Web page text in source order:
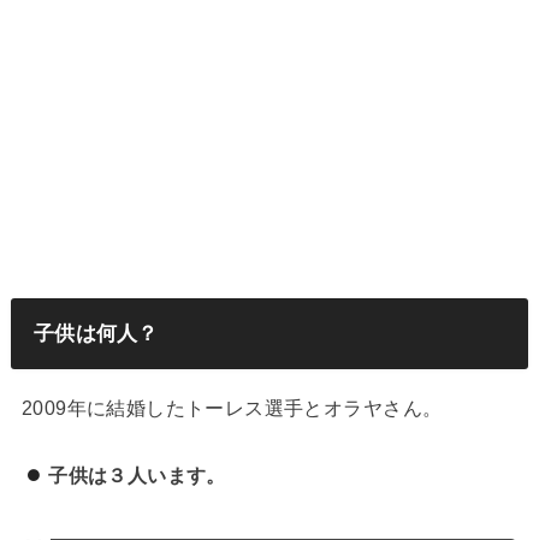
子供は何人？
2009年に結婚したトーレス選手とオラヤさん。
子供は３人います。